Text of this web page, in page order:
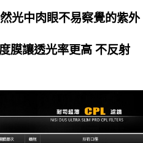
光中肉眼不易察覺的紫外
膜讓透光率更高 不反射